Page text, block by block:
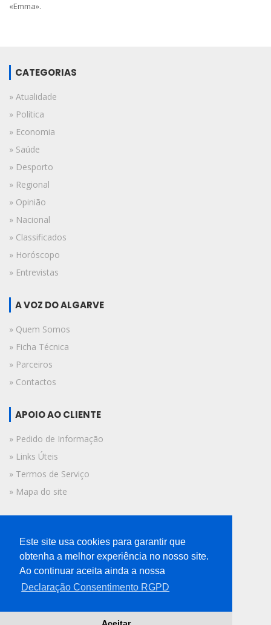
«Emma».
CATEGORIAS
» Atualidade
» Política
» Economia
» Saúde
» Desporto
» Regional
» Opinião
» Nacional
» Classificados
» Horóscopo
» Entrevistas
A VOZ DO ALGARVE
» Quem Somos
» Ficha Técnica
» Parceiros
» Contactos
APOIO AO CLIENTE
» Pedido de Informação
» Links Úteis
» Termos de Serviço
» Mapa do site
© 2019 A Voz do Algarve.
Todos os direitos reservados.
Este site usa cookies para garantir que
obtenha a melhor experiência no nosso site.
Ao continuar aceita ainda a nossa
Declaração Consentimento RGPD